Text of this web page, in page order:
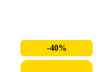
-40%